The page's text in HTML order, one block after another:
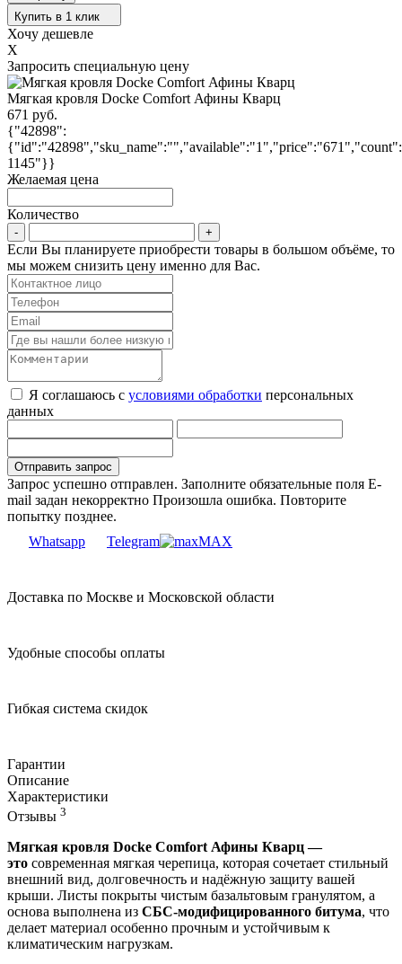
Купить в 1 клик
Хочу дешевле
X
Запросить специальную цену
Мягкая кровля Docke Сomfort Афины Кварц
671 руб.
{"42898":
1145"}}
Желаемая цена
Количество
Если Вы планируете приобрести товары в большом объёме, то
мы можем снизить цену именно для Вас.
Я соглашаюсь с условиями обработки персональных
данных
Запрос успешно отправлен. Заполните обязательные поля E-
mail задан некорректно Произошла ошибка. Повторите
попытку позднее.
Whatsapp
Telegram MAX
Доставка по Москве и Московской области
Удобные способы оплаты
Гибкая система скидок
Гарантии
Описание
Характеристики
Отзывы 3
Мягкая кровля Docke Comfort Афины Кварц —
это современная мягкая черепица, которая сочетает стильный
внешний вид, долговечность и надёжную защиту вашей
крыши. Листы покрыты чистым базальтовым гранулятом, а
основа выполнена из СБС-модифицированного битума, что
делает материал особенно прочным и устойчивым к
климатическим нагрузкам.